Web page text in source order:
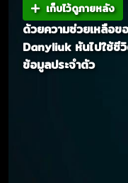
เก็บไว้ดูภายหลัง
ด้วยความช่วยเหลือข
Danyliuk หันไปใช้ชี
ข้อมูลประจำตัว